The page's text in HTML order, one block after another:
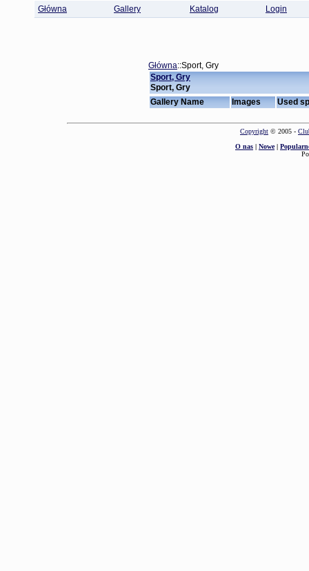
Główna Gallery Katalog Login
Główna::Sport, Gry
Sport, Gry
Sport, Gry
Gallery Name
Images Used
Copyright © 2005 -
O nas | Nowe|